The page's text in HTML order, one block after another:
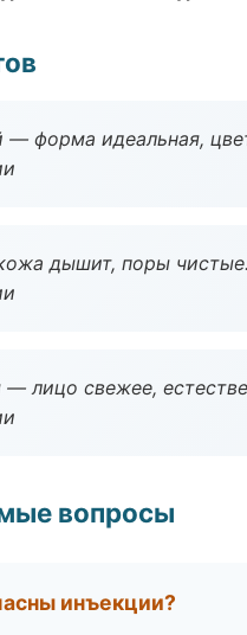
— форма идеальная,
дышит, поры
лицо свежее,
вопросы
инъекции?